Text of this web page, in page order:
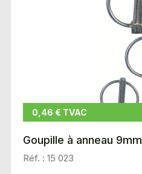
0,46 € TVAC
Goupille à anneau 9mm
Réf. : 15 023